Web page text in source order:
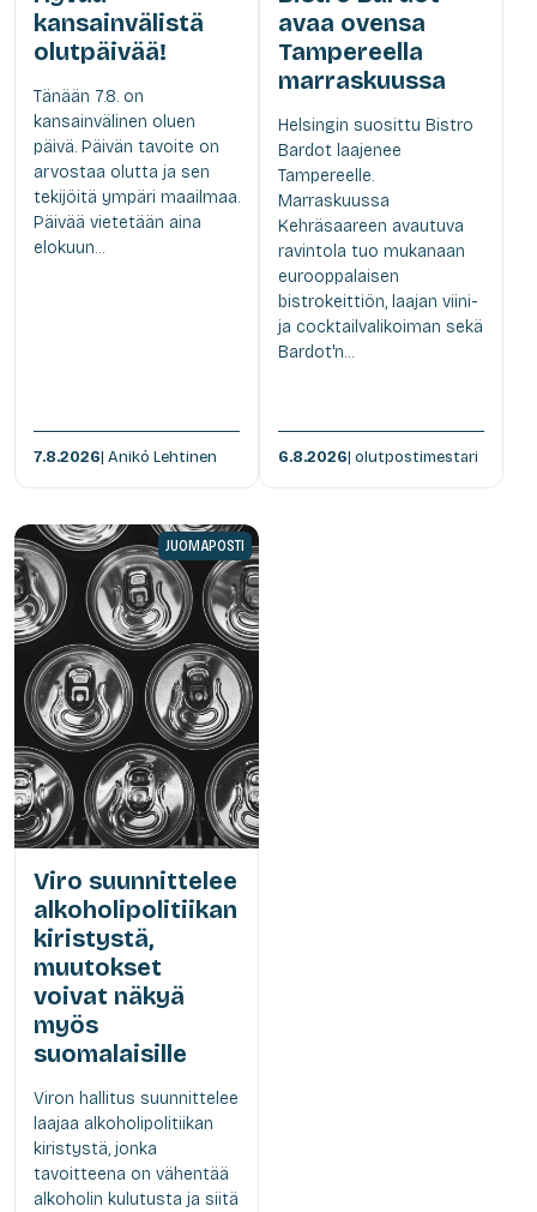
kansainvälistä
olutpäivää!
Tänään 7.8. on
kansainvälinen oluen
päivä. Päivän tavoite on
arvostaa olutta ja sen
tekijöitä ympäri maailmaa.
Päivää vietetään aina
elokuun...
7.8.2026| Anikó Lehtinen
avaa ovensa
Tampereella
marraskuussa
Helsingin suosittu Bistro
Bardot laajenee
Tampereelle.
Marraskuussa
Kehräsaareen avautuva
ravintola tuo mukanaan
eurooppalaisen
bistrokeittiön, laajan viini-
ja cocktailvalikoiman sekä
Bardot'n...
6.8.2026| olutpostimestari
JUOMAPOSTI
Viro suunnittelee
alkoholipolitiikan
kiristystä,
muutokset
voivat näkyä
myös
suomalaisille
Viron hallitus suunnittelee
laajaa alkoholipolitiikan
kiristystä, jonka
tavoitteena on vähentää
alkoholin kulutusta ja siitä